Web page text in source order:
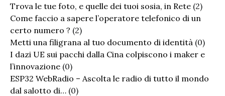
Trova le tue foto, e quelle dei tuoi sosia, in Rete (2)
Come faccio a sapere l’operatore telefonico di un
certo numero ? (2)
Metti una filigrana al tuo documento di identità (0)
I dazi UE sui pacchi dalla Cina colpiscono i maker e
l’innovazione (0)
ESP32 WebRadio – Ascolta le radio di tutto il mondo
dal salotto di… (0)